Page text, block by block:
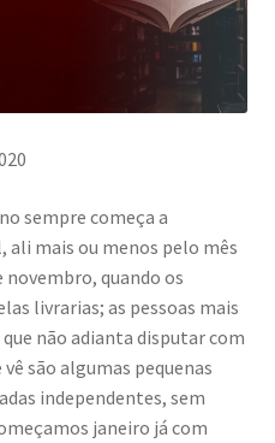
sempre começa a
ali mais ou menos pelo mês
novembro, quando os
livrarias; as pessoas mais
não adianta disputar com
são algumas pequenas
independentes, sem
janeiro já com